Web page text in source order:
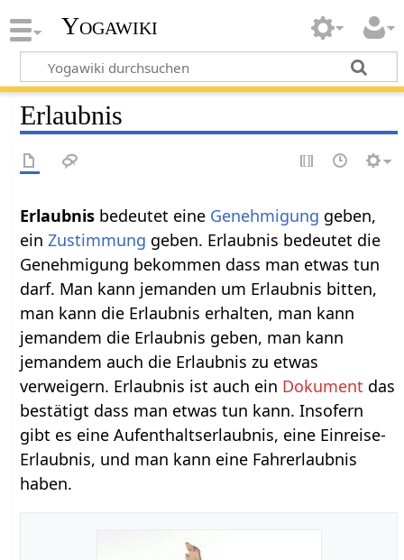
Yogawiki
Erlaubnis
bedeutet eine Genehmigung geben,
einZustimmung geben. Erlaubnis bedeutet die
Genehmigung bekommen dass man etwas tun
darf. Man kann jemanden um Erlaubnis bitten,
man kann die Erlaubnis erhalten, man kann
jemandem die Erlaubnis geben, man kann
jemandem auch die Erlaubnis zu etwas
verweigern. Erlaubnis ist auch ein Dokument das
bestätigt dass man etwas tun kann. Insofern
gibt es eine Aufenthaltserlaubnis, eine Einreise-
Erlaubnis, und man kann eine Fahrerlaubnis
haben.